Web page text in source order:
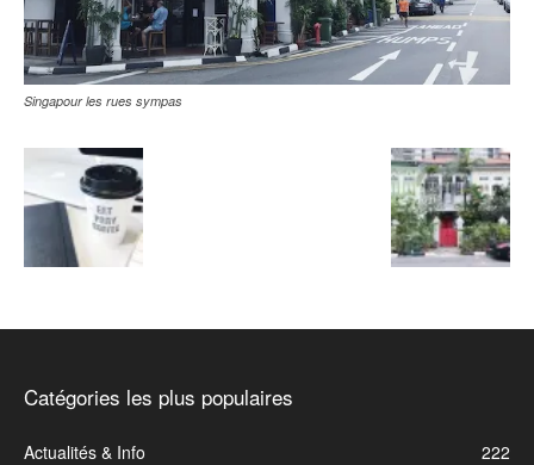
Singapour les rues sympas
Catégories les plus populaires
Actualités & Info
222